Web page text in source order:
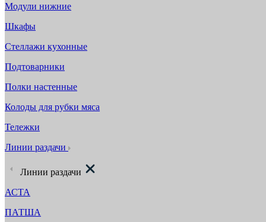
Модули нижние
Шкафы
Стеллажи кухонные
Подтоварники
Полки настенные
Колоды для рубки мяса
Тележки
Линии раздачи
Линии раздачи
АСТА
ПАТША